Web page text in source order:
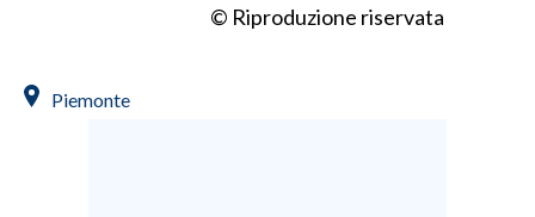
© Riproduzione riservata
Piemonte